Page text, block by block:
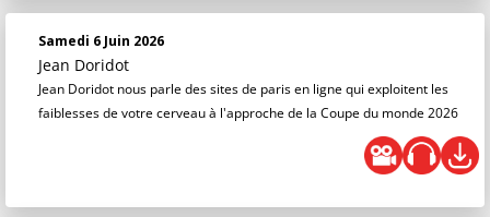
Samedi 6 Juin 2026
Jean Doridot
Jean Doridot nous parle des sites de paris en ligne qui exploitent les
faiblesses de votre cerveau à l'approche de la Coupe du monde 2026